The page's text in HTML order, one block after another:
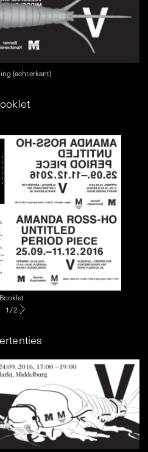
(achterkant)
Booklet
1 /2